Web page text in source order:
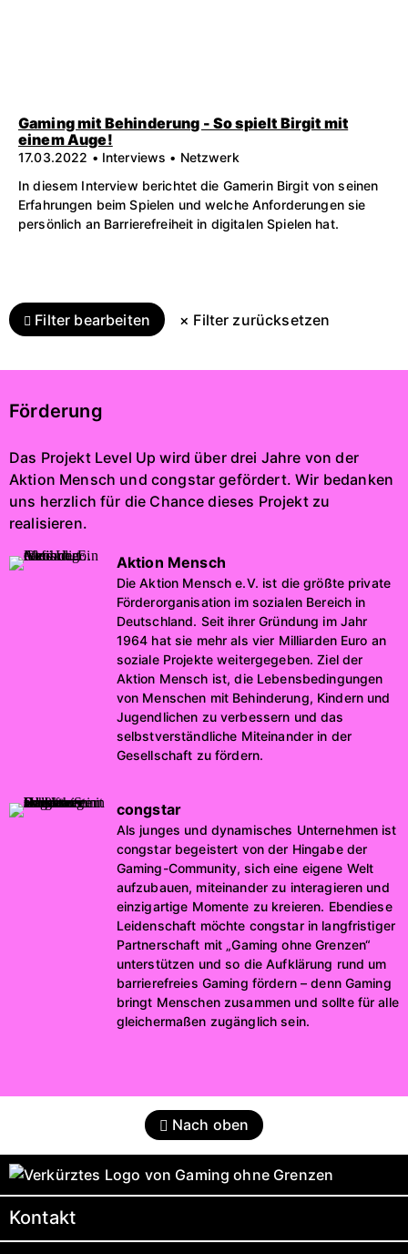
Gaming mit Behinderung - So spielt Birgit mit
einem Auge!
17.03.2022 • Interviews • Netzwerk
In diesem Interview berichtet die Gamerin Birgit von seinen
Erfahrungen beim Spielen und welche Anforderungen sie
persönlich an Barrierefreiheit in digitalen Spielen hat.
Filter bearbeiten × Filter zurücksetzen
Förderung
Das Projekt Level Up wird über drei Jahre von der
Aktion Mensch und congstar gefördert. Wir bedanken
uns herzlich für die Chance dieses Projekt zu
realisieren.
Aktion Mensch
Die Aktion Mensch e.V. ist die größte private
Förderorganisation im sozialen Bereich in
Deutschland. Seit ihrer Gründung im Jahr
1964 hat sie mehr als vier Milliarden Euro an
soziale Projekte weitergegeben. Ziel der
Aktion Mensch ist, die Lebensbedingungen
von Menschen mit Behinderung, Kindern und
Jugendlichen zu verbessern und das
selbstverständliche Miteinander in der
Gesellschaft zu fördern.
congstar
Als junges und dynamisches Unternehmen ist
congstar begeistert von der Hingabe der
Gaming-Community, sich eine eigene Welt
aufzubauen, miteinander zu interagieren und
einzigartige Momente zu kreieren. Ebendiese
Leidenschaft möchte congstar in langfristiger
Partnerschaft mit „Gaming ohne Grenzen“
unterstützen und so die Aufklärung rund um
barrierefreies Gaming fördern – denn Gaming
bringt Menschen zusammen und sollte für alle
gleichermaßen zugänglich sein.
Nach oben
Kontakt